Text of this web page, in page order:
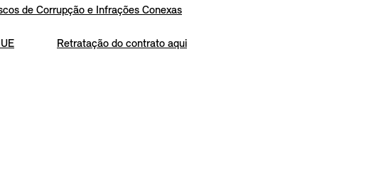
de Corrupção e Infrações Conexas
Retratação do contrato aqui